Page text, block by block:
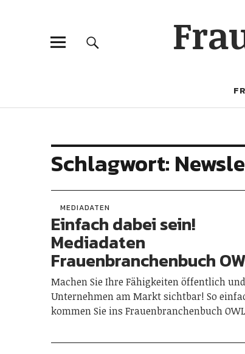
Schlagwort:
MEDIADATEN
Einfach dabei sein!
Mediadaten
Frauenbranchenbuch
Machen Sie Ihre Fähigkeiten öffentlich
Unternehmen am Markt sichtbar! So
kommen Sie ins Frauenbranchenbuch